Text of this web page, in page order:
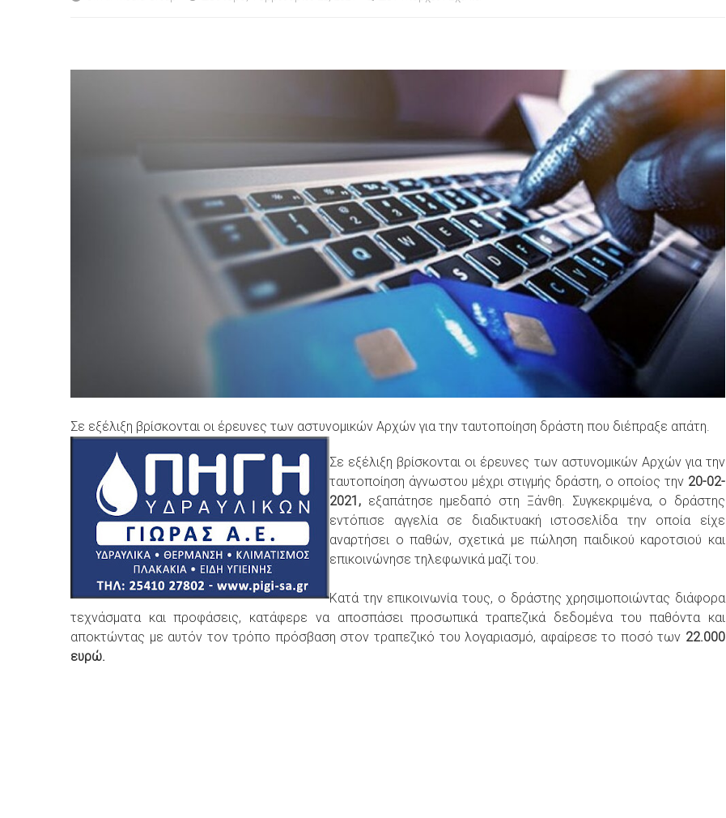
Σε εξέλιξη βρίσκονται οι έρευνες των αστυνομικών Αρχών για την ταυτοποίηση δράστη που διέπραξε απάτη.
Σε εξέλιξη βρίσκονται οι έρευνες των αστυνομικών Αρχών για την
ταυτοποίηση άγνωστου μέχρι στιγμής δράστη, ο οποίος την 20-02-
2021, εξαπάτησε ημεδαπό στη Ξάνθη. Συγκεκριμένα, ο δράστης
εντόπισε αγγελία σε διαδικτυακή ιστοσελίδα την οποία είχε
αναρτήσει ο παθών, σχετικά με πώληση παιδικού καροτσιού και
επικοινώνησε τηλεφωνικά μαζί του.
Κατά την επικοινωνία τους, ο δράστης χρησιμοποιώντας διάφορα
τεχνάσματα και προφάσεις, κατάφερε να αποσπάσει προσωπικά τραπεζικά δεδομένα του παθόντα και
αποκτώντας με αυτόν τον τρόπο πρόσβαση στον τραπεζικό του λογαριασμό, αφαίρεσε το ποσό των 22.000
ευρώ.